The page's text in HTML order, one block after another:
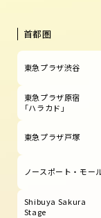
首都圏
東急プラザ渋谷
東急プラザ原宿
「ハラカド」
東急プラザ戸塚
ノースポート・モー
Shibuya Sakura
Stage